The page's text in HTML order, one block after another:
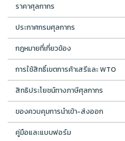
ราคาศุลกากร
ประกาศกรมศุลกากร
กฎหมายที่เกี่ยวข้อง
การใช้สิทธิ์เขตการค้าเสรีและ WTO
สิทธิประโยชน์ทางภาษีศุลกากร
ของควบคุมการนำเข้า-ส่งออก
คู่มือและแบบฟอร์ม